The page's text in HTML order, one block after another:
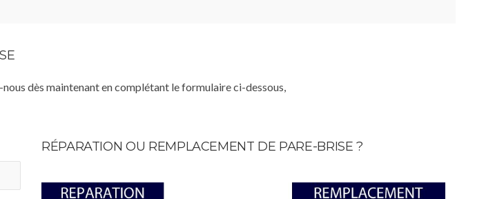
dès maintenant en complétant le formulaire ci-dessous,
RÉPARATION OU REMPLACEMENT DE PARE-BRISE ?